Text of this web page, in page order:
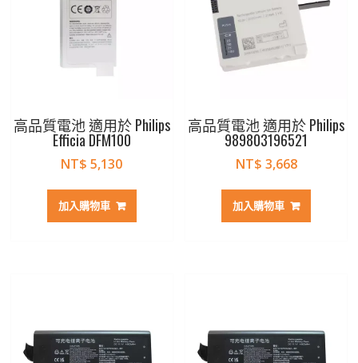
高品質電池 適用於 Philips
Efficia DFM100
NT$ 5,130
加入購物車
高品質電池 適用於 Philips
989803196521
NT$ 3,668
加入購物車